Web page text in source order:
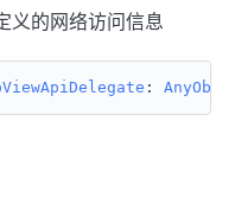
义的网络访问信息
: